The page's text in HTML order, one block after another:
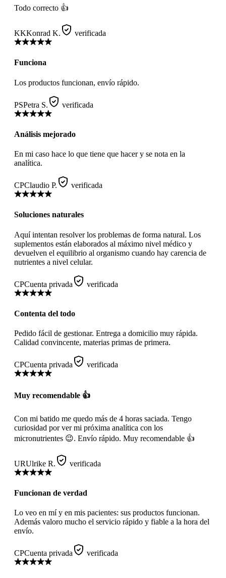
Todo correcto 👍
KKKonrad K. verificada
Funciona
Los productos funcionan, envío rápido.
PSPetra S. verificada
Análisis mejorado
En mi caso hace lo que tiene que hacer y se nota en la
analítica.
CPClaudio P. verificada
Soluciones naturales
Aquí intentan resolver los problemas de forma natural. Los
suplementos están elaborados al máximo nivel médico y
devuelven el equilibrio al organismo cuando hay carencia de
nutrientes a nivel celular.
CPCuenta privada verificada
Contenta del todo
Pedido fácil de gestionar. Entrega a domicilio muy rápida.
Calidad convincente, materias primas de primera.
CPCuenta privada verificada
Muy recomendable 👍
Con mi batido me quedo más de 4 horas saciada. Tengo
curiosidad por ver mi próxima analítica con los
micronutrientes 😉. Envío rápido. Muy recomendable 👍
URUlrike R. verificada
Funcionan de verdad
Lo veo en mí y en mis pacientes: sus productos funcionan.
Además valoro mucho el servicio rápido y fiable a la hora del
envío.
CPCuenta privada verificada